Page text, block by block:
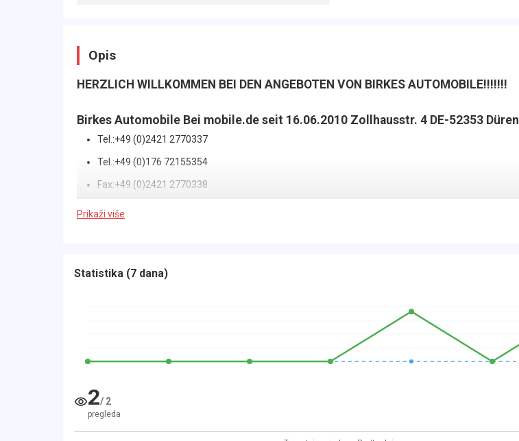
Opis
HERZLICH WILLKOMMEN BEI DEN ANGEBOTEN VON BIRKES AUTOMOBILE!!!!!!!
Birkes Automobile Bei mobile.de seit 16.06.2010 Zollhausstr. 4 DE-52353 Düren
Tel.:+49 (0)2421 2770337
Tel.:+49 (0)176 72155354
Fax:+49 (0)2421 2770338
Wir sprechen Deutsch,Türkisch,Englisch
6 GANG SCHALTGETRIEBE
AUF WUNSCH NEUER TÜV & ASU
LED SCHEINWERFER
NAVIGATIONSYSTEM
BLUETOOTH
Prikaži više
Statistika (7 dana)
2/ 2
pregleda